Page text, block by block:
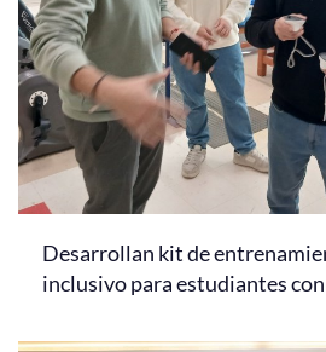
Desarrollan kit de
inclusivo para estudiantes